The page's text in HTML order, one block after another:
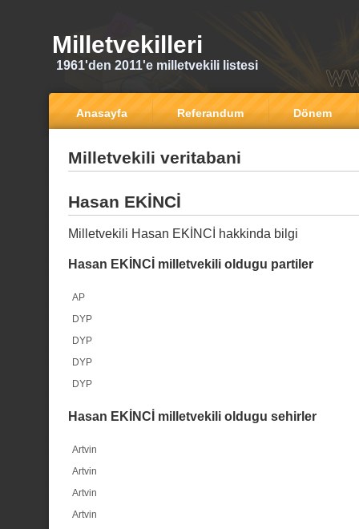
Milletvekilleri
1961'den 2011'e milletvekili listesi
Anasayfa Referandum Dönem
Milletvekili veritabani
Hasan EKİNCİ
Milletvekili Hasan EKİNCİ hakkinda bilgi
Hasan EKİNCİ milletvekili oldugu partiler
AP
DYP
DYP
DYP
DYP
Hasan EKİNCİ milletvekili oldugu sehirler
Artvin
Artvin
Artvin
Artvin